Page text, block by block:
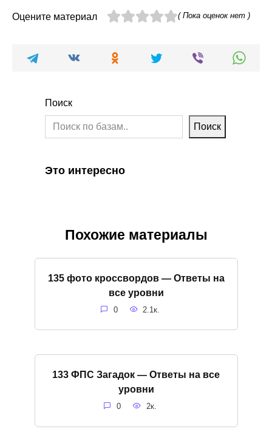
Оцените материал ( Пока оценок нет )
Поиск
Поиск
Это интересно
Похожие материалы
135 фото кроссвордов — Ответы на
все уровни
0 2.1к.
133 ФПС Загадок — Ответы на все
уровни
0 2к.